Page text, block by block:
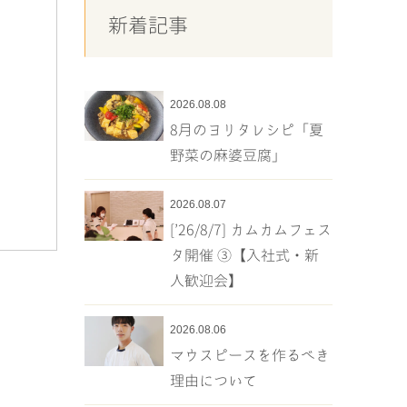
新着記事
2026.08.08
8月のヨリタレシピ「夏
野菜の麻婆豆腐」
2026.08.07
[’26/8/7] カムカムフェス
タ開催 ③【入社式・新
人歓迎会】
2026.08.06
マウスピースを作るべき
理由について